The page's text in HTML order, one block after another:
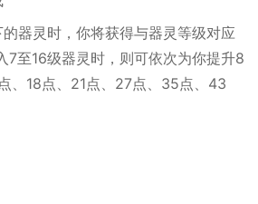
器灵时，你将获得与器灵等级对应
7至16级器灵时，则可依次为你提升8
、18点、21点、27点、35点、43